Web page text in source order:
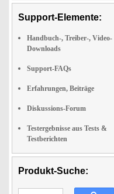
Support-Elemente:
Handbuch-, Treiber-, Video-
Downloads
Support-FAQs
Erfahrungen, Beiträge
Diskussions-Forum
Testergebnisse aus Tests &
Testberichten
Produkt-Suche: